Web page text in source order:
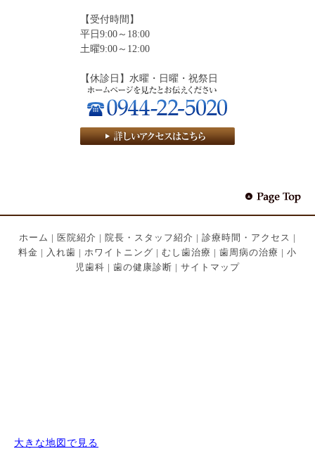
【受付時間】
平日9:00～18:00
土曜9:00～12:00
【休診日】水曜・日曜・祝祭日
ホーム | 医院紹介 | 院長・スタッフ紹介 | 診療時間・アクセス |
料金 | 入れ歯 | ホワイトニング | むし歯治療 | 歯周病の治療 | 小
児歯科 | 歯の健康診断 | サイトマップ
大きな地図で見る